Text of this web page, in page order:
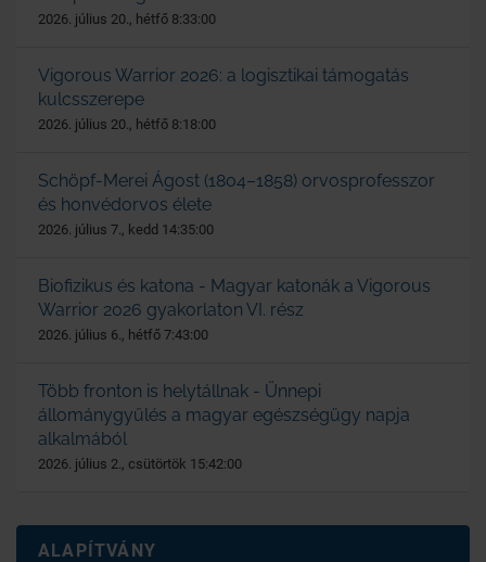
2026. július 20., hétfő 8:33:00
Vigorous Warrior 2026: a logisztikai támogatás
kulcsszerepe
2026. július 20., hétfő 8:18:00
Schöpf-Merei Ágost (1804–1858) orvosprofesszor
és honvédorvos élete
2026. július 7., kedd 14:35:00
Biofizikus és katona - Magyar katonák a Vigorous
Warrior 2026 gyakorlaton VI. rész
2026. július 6., hétfő 7:43:00
Több fronton is helytállnak - Ünnepi
állománygyűlés a magyar egészségügy napja
alkalmából
2026. július 2., csütörtök 15:42:00
ALAPÍTVÁNY